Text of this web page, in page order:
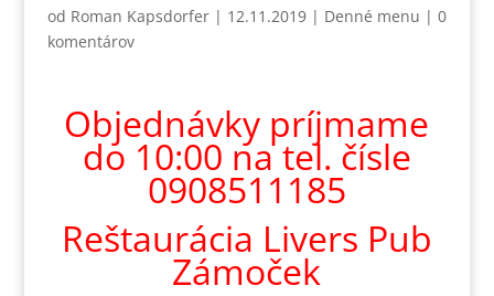
od Roman Kapsdorfer| 12.11.2019| Denné menu | 0
komentárov
Objednávky príjmame
do 10:00 na tel. čísle
0908511185
Reštaurácia Livers Pub
Zámoček